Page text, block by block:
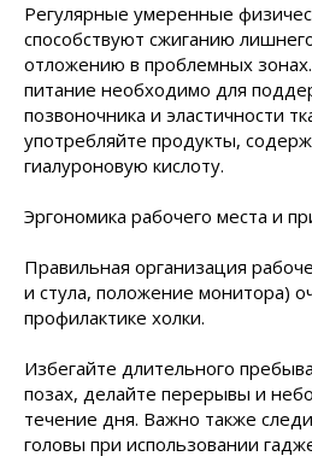
Регулярные умеренные
способствуют сжиганию
отложению в проблемных
питание необходимо для
позвоночника и эластичности
употребляйте продукты,
гиалуроновую кислоту.
Эргономика рабочего места и
Правильная организация
и стула, положение монитора)
профилактике холки.
Избегайте длительного
позах, делайте перерывы и
течение дня. Важно также
головы при использовании